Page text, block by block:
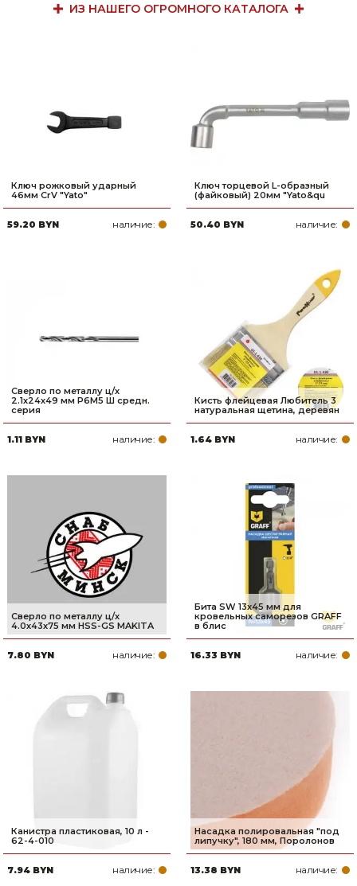
ИЗ НАШЕГО ОГРОМНОГО КАТАЛОГА
Ключ рожковый ударный
46мм CrV "Yato"
59.20 BYN наличие:
Ключ торцевой L-образный
(файковый) 20мм "Yato&qu
50.40 BYN наличие:
Сверло по металлу ц/х
2.1х24х49 мм Р6М5 Ш средн.
серия
1.11 BYN наличие:
Кисть флейцевая Любитель 3
натуральная щетина, деревян
1.64 BYN наличие:
Сверло по металлу ц/х
4.0х43х75 мм HSS-GS MAKITA
7.80 BYN наличие:
Бита SW 13x45 мм для
кровельных саморезов GRAFF
в блис
16.33 BYN наличие:
Канистра пластиковая, 10 л -
62-4-010
7.94 BYN наличие:
Насадка полировальная "под
липучку", 180 мм, Поролонов
13.38 BYN наличие: